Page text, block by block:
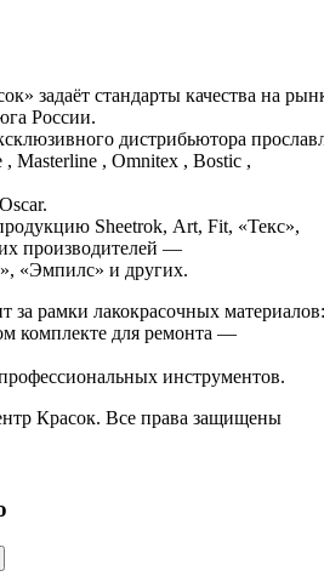
задаёт стандарты качества на
России.
дистрибьютора
Masterline , Omnitex , Bostic ,
Sheetrok, Art, Fit, «Текс»,
производителей —
«Эмпилс» и других.
за рамки лакокрасочных
комплекте для ремонта —
инструментов.
Красок. Все права защищены